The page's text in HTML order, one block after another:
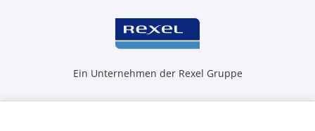
Ein Unternehmen der Rexel Gruppe